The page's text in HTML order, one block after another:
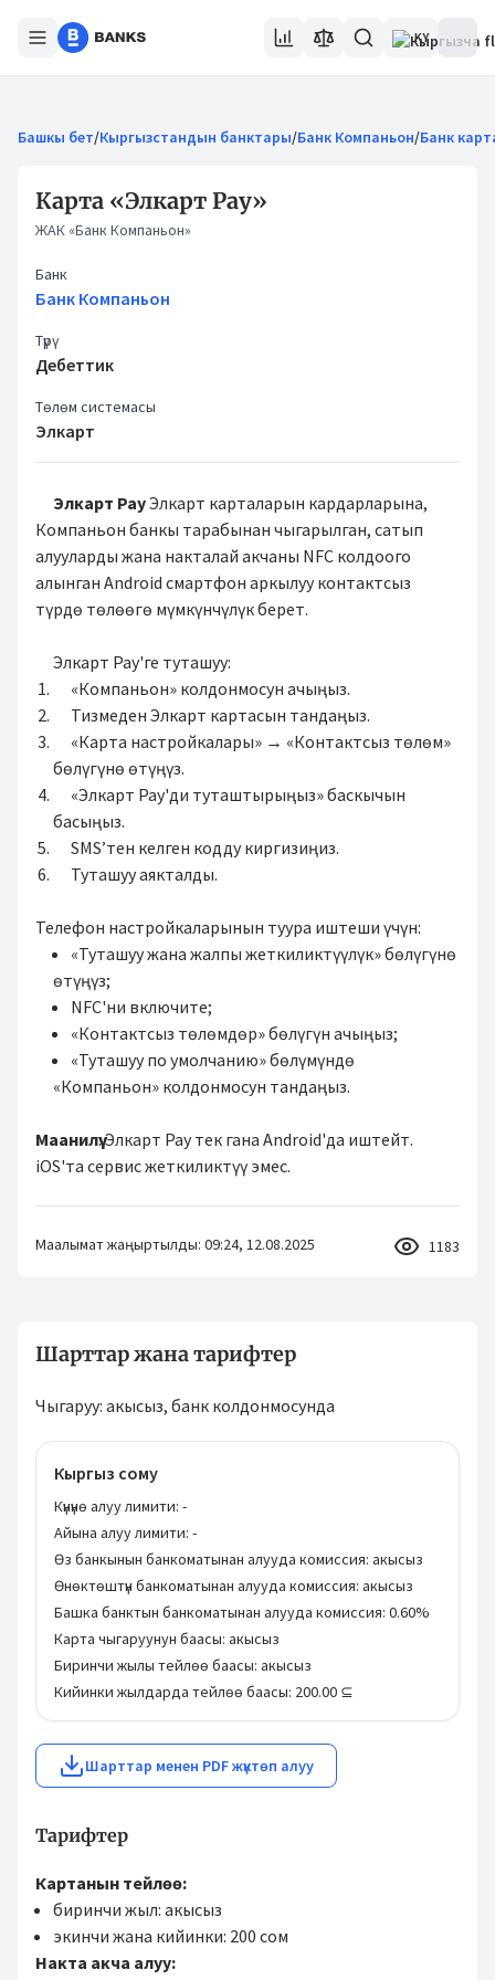
KY
Башкы бет/Кыргызстандын банктары/Банк Компаньон/Банк
Карта «Элкарт Pay»
ЖАК «Банк Компаньон»
Банк
Банк Компаньон
Түрү
Дебеттик
Төлөм системасы
Элкарт
Элкарт PayЭлкарт карталарын кардарларына,
Компаньон банкы тарабынан чыгарылган, сатып
алууларды жана накталай акчаны NFC колдоого
алынган Android смартфон аркылуу контактсыз
түрдө төлөөгө мүмкүнчүлүк берет.
Элкарт Pay'ге туташуу:
«Компаньон» колдонмосун ачыңыз.
Тизмеден Элкарт картасын тандаңыз.
«Карта настройкалары» → «Контактсыз төлөм»
бөлүгүнө өтүңүз.
«Элкарт Pay'ди туташтырыңыз» баскычын
басыңыз.
SMS’тен келген кодду киргизиңиз.
Туташуу аякталды.
Телефон настройкаларынын туура иштеши үчүн:
«Туташуу жана жалпы жеткиликтүүлүк» бөлүгүнө
өтүңүз;
NFC'ни включите;
«Контактсыз төлөмдөр» бөлүгүн ачыңыз;
«Туташуу по умолчанию» бөлүмүндө
«Компаньон» колдонмосун тандаңыз.
Маанилүү: Элкарт Pay тек гана Android'да иштейт.
iOS'та сервис жеткиликтүү эмес.
Маалымат жаңыртылды: 09:24, 12.08.2025 1183
Шарттар жана тарифтер
Чыгаруу: акысыз, банк колдонмосунда
Кыргыз сому
Күнүнө алуу лимити: -
Айына алуу лимити: -
Өз банкынын банкоматынан алууда комиссия: акысыз
Өнөктөштүн банкоматынан алууда комиссия: акысыз
Башка банктын банкоматынан алууда комиссия: 0.60%
Карта чыгаруунун баасы: акысыз
Биринчи жылы тейлөө баасы: акысыз
Кийинки жылдарда тейлөө баасы: 200.00 ⊆
Шарттар менен PDF жүктөп алуу
Тарифтер
Картанын тейлөө:
биринчи жыл: акысыз
экинчи жана кийинки: 200 сом
Накта акча алуу: